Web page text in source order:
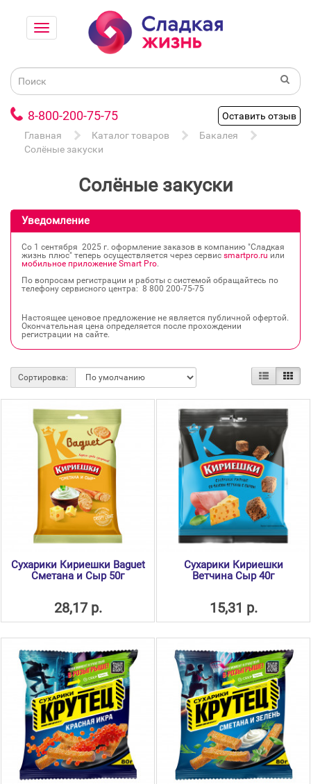
8-800-200-75-75
Оставить отзыв
Главная
Каталог товаров
Бакалея
Солёные закуски
Солёные закуски
Уведомление
Со 1 сентября 2025 г. оформление заказов в компанию "Сладкая
жизнь плюс" теперь осуществляется через сервис smartpro.ru или
мобильное приложение Smart Pro.
По вопросам регистрации и работы с системой обращайтесь по
телефону сервисного центра: 8 800 200‐75‐75
Настоящее ценовое предложение не является публичной офертой.
Окончательная цена определяется после прохождении
регистрации на сайте.
Сортировка:
Сухарики Кириешки Baguet
Сметана и Сыр 50г
28,17 р.
Сухарики Кириешки
Ветчина Сыр 40г
15,31 р.